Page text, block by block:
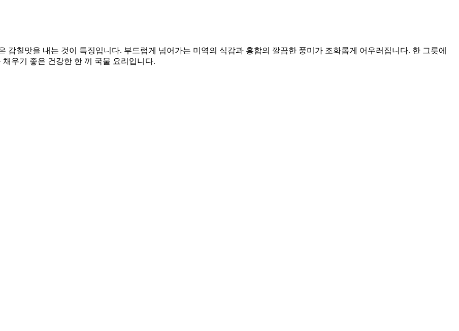
감칠맛을 내는 것이 특징입니다. 부드럽게 넘어가는 미역의 식감과 홍합의 깔끔한 풍미가 조화롭게 어우러집니다. 한 그릇에
우기 좋은 건강한 한 끼 국물 요리입니다.